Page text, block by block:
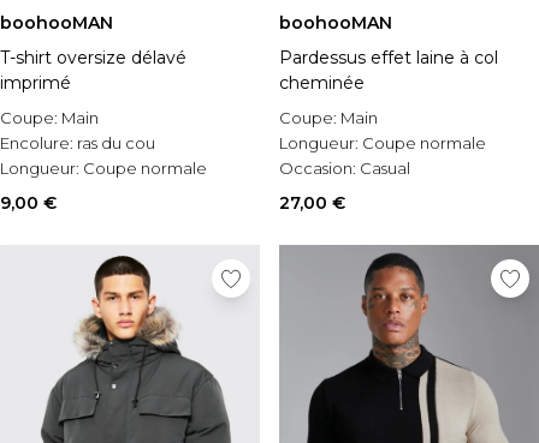
boohooMAN
T-shirt oversize délavé
imprimé
Coupe: Main
Encolure: ras du cou
Longueur: Coupe normale
9,00 €
boohooMAN
Pardessus effet laine à col
cheminée
Coupe: Main
Longueur: Coupe normale
Occasion: Casual
27,00 €